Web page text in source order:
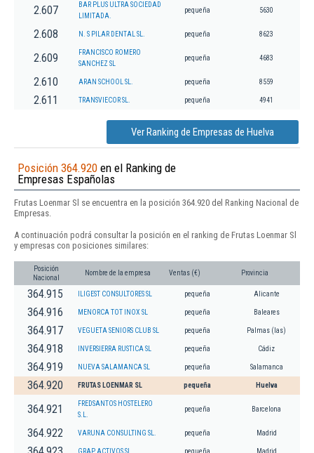
2.607
BAR PLUS ULTRA SOCIEDAD
LIMITADA.
pequeña 5630
2.608 N. S PILAR DENTAL SL. pequeña 8623
2.609
FRANCISCO ROMERO
SANCHEZ SL
pequeña 4683
2.610 ARAN SCHOOL SL. pequeña 8559
2.611 TRANSVIECOR SL. pequeña 4941
Ver Ranking de Empresas de Huelva
Posición 364.920 en el Ranking de
Empresas Españolas
Frutas Loenmar Sl se encuentra en la posición 364.920 del Ranking Nacional de
Empresas.
A continuación podrá consultar la posición en el ranking de Frutas Loenmar Sl
y empresas con posiciones similares:
Posición
Nacional
Nombre de la empresa Ventas (€) Provincia
364.915 ILIGEST CONSULTORES SL pequeña Alicante
364.916 MENORCA TOT INOX SL pequeña Baleares
364.917 VEGUETA SENIORS CLUB SL pequeña Palmas (las)
364.918 INVERSIERRA RUSTICA SL pequeña Cádiz
364.919 NUEVA SALAMANCA SL pequeña Salamanca
364.920 FRUTAS LOENMAR SL pequeña Huelva
364.921
FREDSANTOS HOSTELERO
S.L.
pequeña Barcelona
364.922 VARUNA CONSULTING SL. pequeña Madrid
GRAP ACTIVOS SL. pequeña Madrid